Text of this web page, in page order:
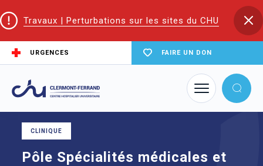
Travaux | Perturbations sur les sites du CHU
URGENCES FAIRE UN DON
Accueil
Pôle Spécialités médicales et chirurgicales
CLINIQUE
Pôle Spécialités médicales et